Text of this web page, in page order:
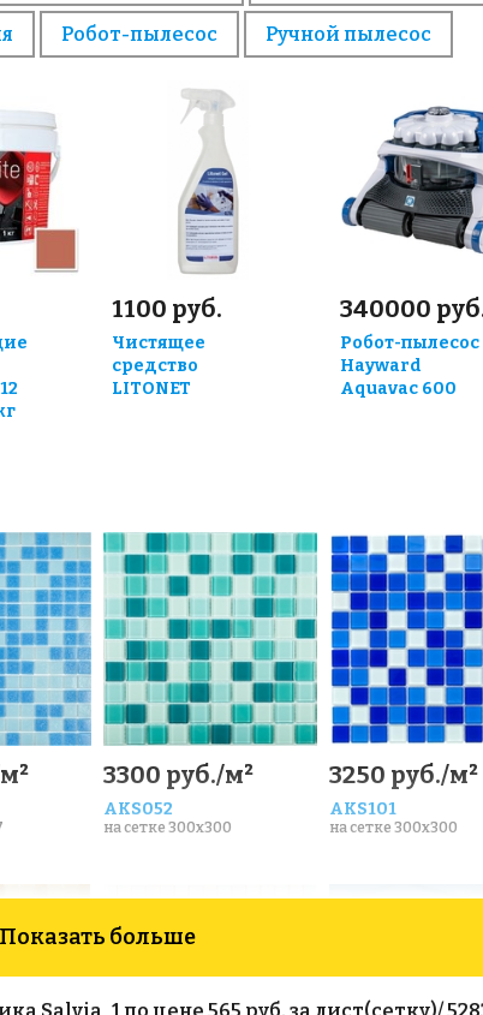
Робот-пылесос Ручной пылесос
1100 руб.
Чистящее
средство
LITONET
340000
Робот-пылесос
Hayward
Aquavac 600
3300 руб./м²
AKS052
на сетке 300x300
3250 руб./м²
AKS101
на сетке 300x300
Показать больше